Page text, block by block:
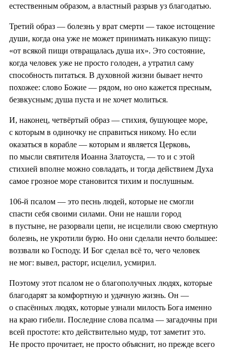
естественным образом, а властный разрыв уз благодатью.
Третий образ — болезнь у врат смерти — такое истощение
души, когда она уже не может принимать никакую пищу:
«от всякой пищи отвращалась душа их». Это состояние,
когда человек уже не просто голоден, а утратил саму
способность питаться. В духовной жизни бывает нечто
похожее: слово Божие — рядом, но оно кажется пресным,
безвкусным; душа пуста и не хочет молиться.
И, наконец, четвёртый образ — стихия, бушующее море,
с которым в одиночку не справиться никому. Но если
оказаться в корабле — которым и является Церковь,
по мысли святителя Иоанна Златоуста, — то и с этой
стихией вполне можно совладать, и тогда действием Духа
самое грозное море становится тихим и послушным.
106-й псалом — это песнь людей, которые не смогли
спасти себя своими силами. Они не нашли город
в пустыне, не разорвали цепи, не исцелили свою смертную
болезнь, не укротили бурю. Но они сделали нечто большее:
воззвали ко Господу. И Бог сделал всё то, чего человек
не мог: вывел, расторг, исцелил, усмирил.
Поэтому этот псалом не о благополучных людях, которые
благодарят за комфортную и удачную жизнь. Он —
о спасённых людях, которые узнали милость Бога именно
на краю гибели. Последние слова псалма — загадочны при
всей простоте: кто действительно мудр, тот заметит это.
Не просто прочитает, не просто объяснит, но прежде всего